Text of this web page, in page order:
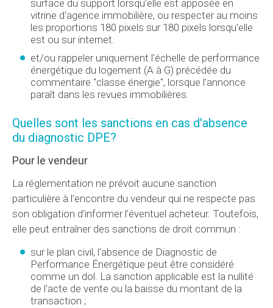
surface du support lorsqu'elle est apposée en
vitrine d'agence immobilière, ou respecter au moins
les proportions 180 pixels sur 180 pixels lorsqu'elle
est ou sur internet.
et/ou rappeler uniquement l'échelle de performance
énergétique du logement (A à G) précédée du
commentaire "classe énergie", lorsque l'annonce
paraît dans les revues immobilières.
Quelles sont les sanctions en cas d'absence
du diagnostic DPE?
Pour le vendeur
La réglementation ne prévoit aucune sanction
particulière à l'encontre du vendeur qui ne respecte pas
son obligation d'informer l'éventuel acheteur. Toutefois,
elle peut entraîner des sanctions de droit commun :
sur le plan civil, l'absence de Diagnostic de
Performance Énergétique peut être considéré
comme un dol. La sanction applicable est la nullité
de l'acte de vente ou la baisse du montant de la
transaction ;